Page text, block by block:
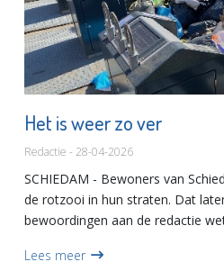
Het is weer zo ver
Redactie - 28-04-2026
SCHIEDAM - Bewoners van
de rotzooi in hun straten. Dat
bewoordingen aan de redactie
vandaag...
Lees meer